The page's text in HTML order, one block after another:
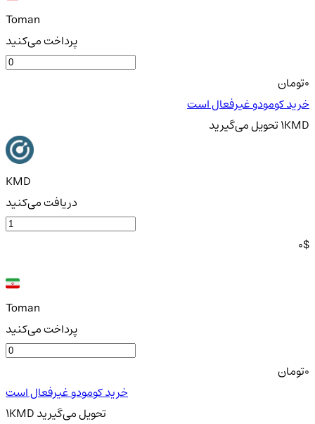
Toman
پرداخت می‌کنید
تومان
خرید کومودو غیرفعال است
1KMDتحویلمی‌گیرید
KMD
دریافت می‌کنید
0$
Toman
پرداخت می‌کنید
تومان
خرید کومودو غیرفعال است
1KMD تحویلمی‌گیرید